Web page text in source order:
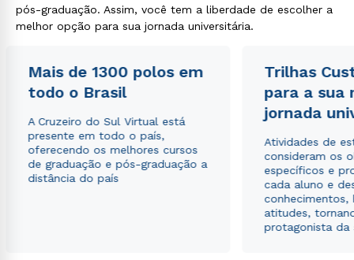
pós-graduação. Assim, você tem a liberdade de escolher a
melhor opção para sua jornada universitária.
Mais de 1300 polos em
todo o Brasil
A Cruzeiro do Sul Virtual está
presente em todo o país,
oferecendo os melhores cursos
de graduação e pós-graduação a
distância do país
Trilhas
para a sua
jornada
Atividades de
consideram os
específicos e
cada aluno e
conhecimentos,
atitudes,
protagonista da